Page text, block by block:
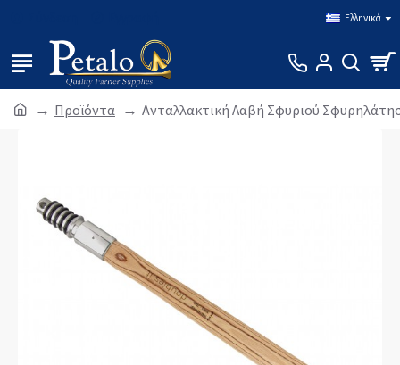
Ελληνικά
Προϊόντα Ανταλλακτική Λαβή Σφυριού